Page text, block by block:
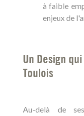
à faible
enjeux de
Un Design
Toulois
Au-delà de